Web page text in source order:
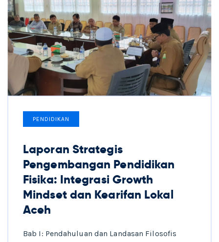
PENDIDIKAN
Laporan Strategis
Pengembangan Pendidikan
Fisika: Integrasi Growth
Mindset dan Kearifan Lokal
Aceh
Bab I: Pendahuluan dan Landasan Filosofis